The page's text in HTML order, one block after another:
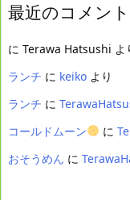
最近のコメント
に Terawa Hatsushi よ
ランチ に keiko より
ランチ に
コールドムーン
に
おそうめん に